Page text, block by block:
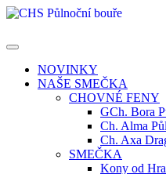
Skip
NOVINKY
NAŠE SMEČKA
CHOVNÉ FENY
GCh. Bora
Ch. Alma
Ch. Axa
SMEČKA
Kony od